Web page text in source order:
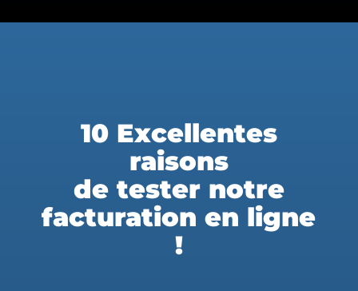
10 Excellentes
raisons
de tester notre
facturation en ligne
!